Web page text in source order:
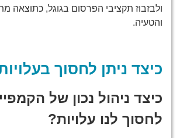
ולבזבוז תקציבי הפרסום בגוגל, כתוצאה
והטעיה.
כיצד ניתן לחסוך
כיצד ניהול נכון של
לחסוך לנו עלויות?